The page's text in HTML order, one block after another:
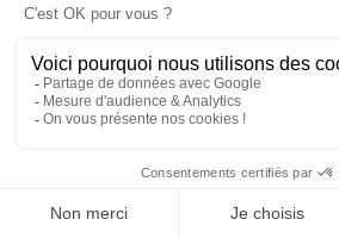
Train the Trainer: Soft
February 24, 2026